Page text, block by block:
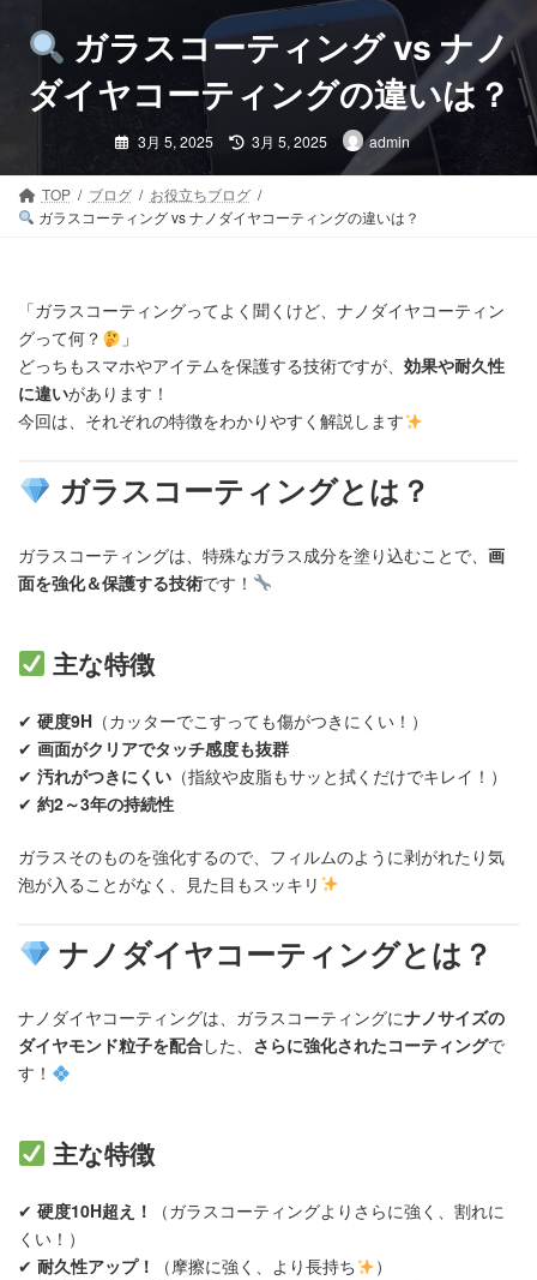
ガラスコーティング vs ナノ
ダイヤコーティングの違いは？
3月 5, 2025 最
終
新
日
時
:
3月 5, 2025 admin
TOP ブログ
お役立ちブログ
ガラスコーティング vs ナノダイヤコーティングの違いは？
「ガラスコーティングってよく聞くけど、ナノダイヤコーティン
グって何？
」
どっちもスマホやアイテムを保護する技術ですが、 効果や耐久性
に違いがあります！
今回は、それぞれの特徴をわかりやすく解説します
ガラスコーティングとは？
ガラスコーティングは、特殊なガラス成分を塗り込むことで、 画
面を強化＆保護する技術です！
主な特徴
✔ 硬度9H （カッターでこすっても傷がつきにくい！）
✔ 画面がクリアでタッチ感度も抜群
✔ 汚れがつきにくい （指紋や皮脂もサッと拭くだけでキレイ！）
✔ 約2～3年の持続性
ガラスそのものを強化するので、フィルムのように剥がれたり気
泡が入ることがなく、見た目もスッキリ
ナノダイヤコーティングとは？
ナノダイヤコーティングは、ガラスコーティングにナノサイズの
ダイヤモンド粒子を配合した、 さらに強化されたコーティングで
す！
主な特徴
✔ 硬度10H超え！
（ガラスコーティングよりさらに強く、割れに
くい！）
✔ 耐久性アップ！ （摩擦に強く、より長持ち
）